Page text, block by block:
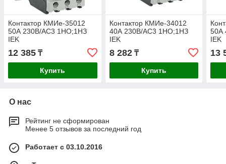
Контактор КМИе-35012
50А 230В/АС3 1НО;1НЗ
IEK
12 385 ₸
Купить
Контактор КМИе-34012
40А 230В/АС3 1НО;1НЗ
IEK
8 282₸
Купить
50А
IEK
13
О нас
Рейтинг не сформирован
Менее 5 отзывов за последний год
Работает с 03.10.2016